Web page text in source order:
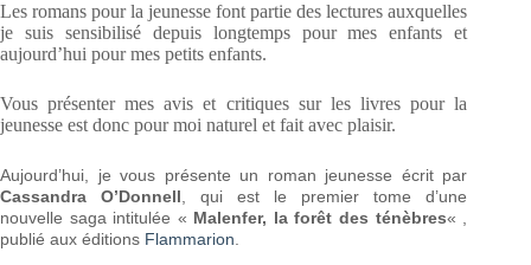
Les romans pour la jeunesse font partie des lectures auxquelles
je suis sensibilisé depuis longtemps pour mes enfants et
aujourd’hui pour mes petits enfants.
Vous présenter mes avis et critiques sur les livres pour la
jeunesse est donc pour moi naturel et fait avec plaisir.
Aujourd’hui, je vous présente un roman jeunesse écrit par
Cassandra O’Donnell, qui est le premier tome d’une
nouvelle saga intitulée « Malenfer, la forêt des ténèbres« ,
publié aux éditions Flammarion.